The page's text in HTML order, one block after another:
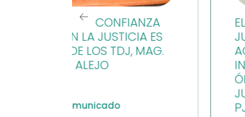
EL TRIBUNAL DE DISCIPLINA
JUDICIAL CONTINÚA
ACERCAMIENTO
INSTITUCIONAL CON
PJCDMX